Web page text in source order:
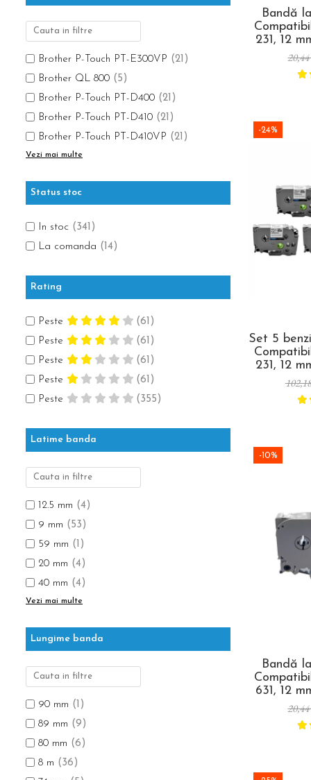
Preducele si Clesti pentru ocheti
finisare bannere
Preducele Rapid
Capse, Pini si Cuie
Capse Rapid
Cuie Rapid
Ciocane de capsat pentru fixat folie
anticondens
Scule si unelte VDE
Scule unelte lucru la inaltime
Surubelnite
Surubelnite pentru Mecanici
Surubelnite testare tensiune (Engineer)
Surubelnite VDE Wera
accesorii
Dalti electricieni si punctatoare
Brother P-Touch PT-E300VP (21)
Brother QL 800 (5)
Brother P-Touch PT-D400 (21)
Brother P-Touch PT-D410 (21)
Brother P-Touch PT-D410VP (21)
Vezi mai multe
Status stoc
In stoc (341)
La comanda (14)
Rating
Peste
(61)
Peste
(61)
Peste
(61)
Peste
(61)
Peste
(355)
Latime banda
12.5 mm (4)
9 mm (53)
59 mm (1)
20 mm (4)
40 mm (4)
Vezi mai multe
Lungime banda
90 mm (1)
89 mm (9)
80 mm (6)
8 m (36)
Bandă
231, 12
alb,
rafturi,
-24%
Set 5
231, 12
alb,
rafturi,
-10%
Bandă
631, 12
galben,
vizuală,
și